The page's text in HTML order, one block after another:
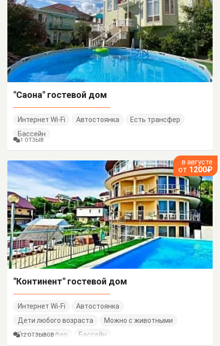
"Саона" гостевой дом
Интернет Wi-Fi Автостоянка
Есть трансфер
Бассейн
1 ОТЗЫВ
в августе
от 1200₽
"Континент" гостевой дом
Интернет Wi-Fi
Автостоянка
Дети любого возраста
Можно с животными
Есть трансфер
Бассейн
12 ОТЗЫВОВ